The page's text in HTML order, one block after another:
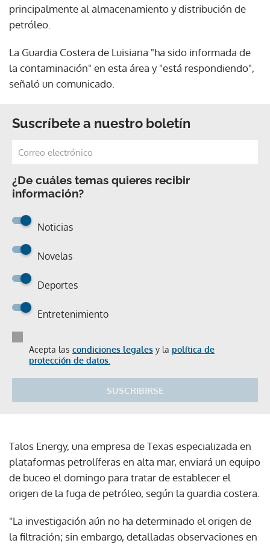
principalmente al almacenamiento y distribución de
petróleo.
La Guardia Costera de Luisiana "ha sido informada de
la contaminación" en esta área y "está respondiendo",
señaló un comunicado.
Suscríbete a nuestro boletín
¿De cuáles temas quieres recibir
información?
Noticias
Novelas
Deportes
Entretenimiento
Acepta las condiciones legales y la política de
protección de datos.
SUSCRIBIRSE
Talos Energy, una empresa de Texas especializada en
plataformas petrolíferas en alta mar, enviará un equipo
de buceo el domingo para tratar de establecer el
origen de la fuga de petróleo, según la guardia costera.
"La investigación aún no ha determinado el origen de
la filtración; sin embargo, detalladas observaciones en